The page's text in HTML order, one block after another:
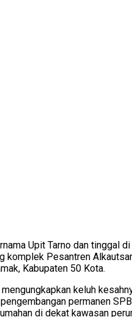
Upit Tarno dan tinggal
komplek Pesantren
Kabupaten 50 Kota.
mengungkapkan keluh
permanen
di dekat kawasan